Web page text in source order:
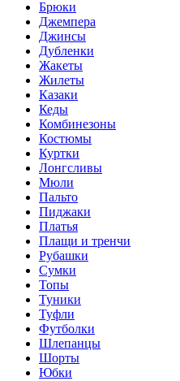
Брюки
Джемпера
Джинсы
Дубленки
Жакеты
Жилеты
Казаки
Кеды
Комбинезоны
Костюмы
Куртки
Лонгсливы
Мюли
Пальто
Пиджаки
Платья
Плащи и тренчи
Рубашки
Сумки
Топы
Туники
Туфли
Футболки
Шлепанцы
Шорты
Юбки